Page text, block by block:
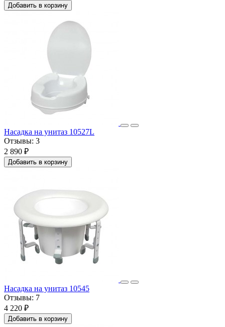
Добавить в корзину
Насадка на унитаз 10527L
Отзывы: 3
2 890 ₽
Добавить в корзину
Насадка на унитаз 10545
Отзывы: 7
4 220 ₽
Добавить в корзину